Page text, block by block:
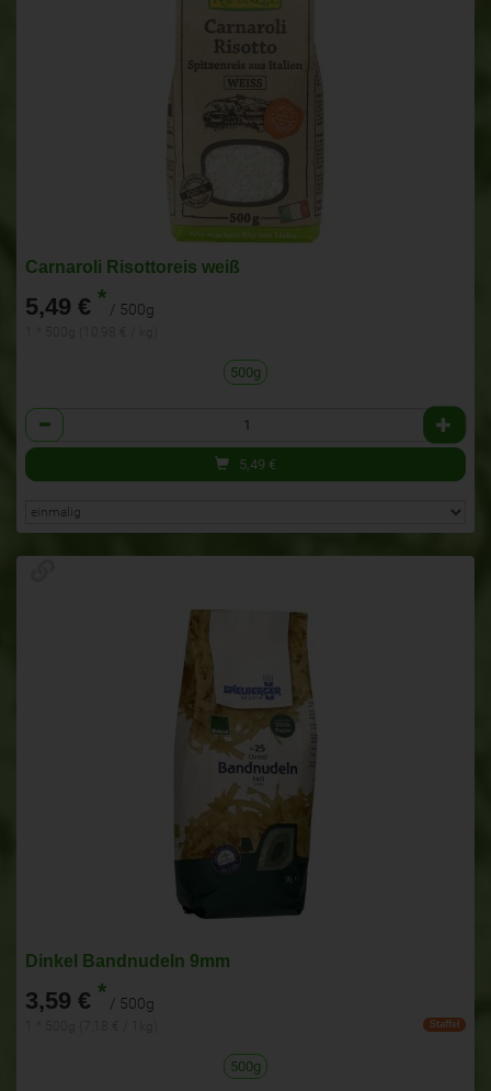
Carnaroli Risottoreis weiß
5,49 € * / 500g
500g
Anzahl
5,49 €
Dinkel Bandnudeln 9mm
3,59 € * / 500g
Staffel
500g